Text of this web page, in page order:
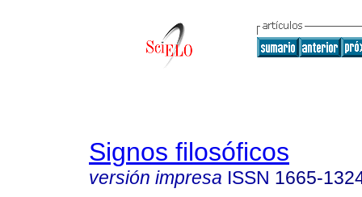
Signos filosóficos
versión impresa ISSN 1665-